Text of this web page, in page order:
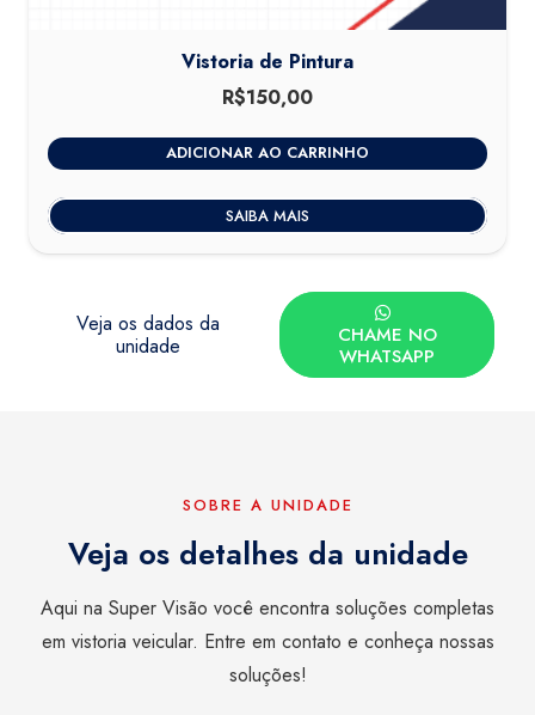
Vistoria de Pintura
R$150,00
ADICIONAR AO CARRINHO
SAIBA MAIS
Veja os dados da
unidade
CHAME NO
WHATSAPP
SOBRE A UNIDADE
Veja os detalhes da unidade
Aqui na Super Visão você encontra soluções completas
em vistoria veicular. Entre em contato e conheça nossas
soluções!